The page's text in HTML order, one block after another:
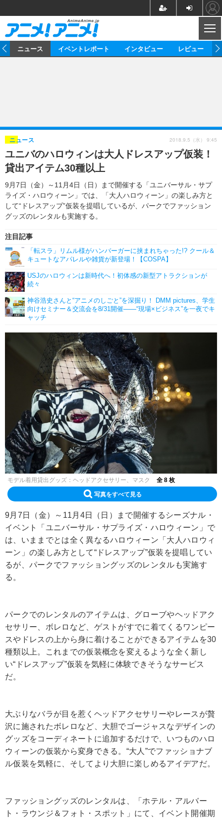
ゲーム グッズ
イベント
海外イベント ビジネス
俳優・タレント アーティスト
ビジネス
アニメ 実写
ゲーム 座談会
動画
アニメ！アニメ！TV ABEMA Cafe
ニュース イベントレポート インタビュー レビュー
ユニバのハロウィンは大人ドレスアップ仮装！
貸出アイテム30種以上
9月7日（金）～11月4日（日）まで開催する「ユニバーサル・サプ
ライズ・ハロウィーン」では、「大人ハロウィーン」の楽しみ方と
して“ドレスアップ”仮装を提唱しているが、パークでファッション
グッズのレンタルも実施する。
ニュース
注目記事
「転スラ」リムル様がハンバーガーに挟まれちゃった!? クール＆
キュートなアパレルや雑貨が新登場！【COSPA】
USJのハロウィンは新時代へ！初体感の新型アトラクションが
続々
神谷浩史さんと“アニメのしごと”を深掘り！ DMM pictures、学生
向けセミナー＆交流会を8/31開催――“現場×ビジネス”を一夜でキ
ャッチ
2018.9.5（水） 9:45
モデル着用貸出グッズ：ヘッドアクセサリー、マスク 全 8 枚
写真をすべて見る
9月7日（金）～11月4日（日）まで開催するシーズナル・
イベント「ユニバーサル・サプライズ・ハロウィーン」で
は、いままでとは全く異なるハロウィーン「大人ハロウィ
ーン」の楽しみ方として“ドレスアップ”仮装を提唱してい
るが、パークでファッショングッズのレンタルも実施す
る。
パークでのレンタルのアイテムは、グローブやヘッドアク
セサリー、ボレロなど、ゲストがすでに着てくるワンピー
スやドレスの上から身に着けることができるアイテムを30
種類以上。これまでの仮装概念を変えるような全く新し
い“ドレスアップ”仮装を気軽に体験できそうなサービス
だ。
大ぶりなバラが目を惹くヘッドアクセサリーやレースが贅
沢に施されたボレロなど、大胆でゴージャスなデザインの
グッズをコーディネートに追加するだけで、いつものハロ
ウィーンの仮装から変身できる。“大人”でファッショナブ
ル仮装を気軽に、そしてより大胆に楽しめるアイデアだ。
ファッショングッズのレンタルは、「ホテル・アルバー
ト・ラウンジ＆フォト・スポット」にて、イベント開催期